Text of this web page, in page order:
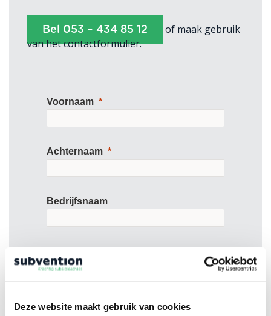
Deze website maakt gebruik van cookies
Bel 053 – 434 85 12
of maak gebruik
van het contactformulier.
Voornaam
Achternaam
Bedrijfsnaam
E-mailadres